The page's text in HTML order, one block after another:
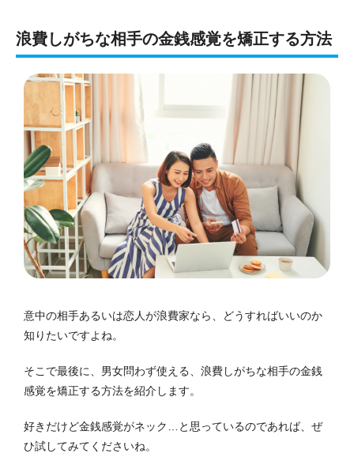
浪費しがちな相手の金銭感覚を矯正する方法
意中の相手あるいは恋人が浪費家なら、どうすればいいのか
知りたいですよね。
そこで最後に、男女問わず使える、浪費しがちな相手の金銭
感覚を矯正する方法を紹介します。
好きだけど金銭感覚がネック…と思っているのであれば、ぜ
ひ試してみてくださいね。